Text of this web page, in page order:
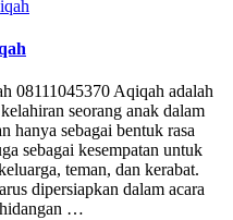
08111045370 Aqiqah adalah
seorang anak dalam
hanya sebagai bentuk rasa
sebagai kesempatan untuk
teman, dan kerabat.
dipersiapkan dalam acara
hidangan …